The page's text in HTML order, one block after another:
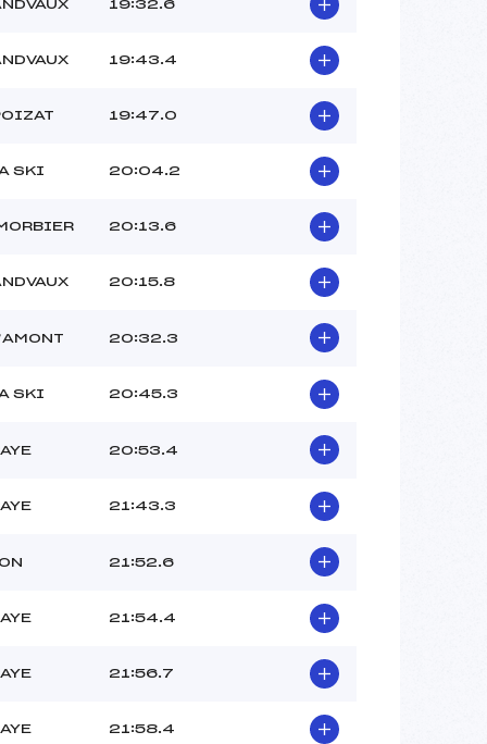
19:32.6
19:43.4
19:47.0
SKI 20:04.2
20:13.6
20:15.8
20:32.3
SKI 20:45.3
20:53.4
21:43.3
21:52.6
21:54.4
21:56.7
21:58.4